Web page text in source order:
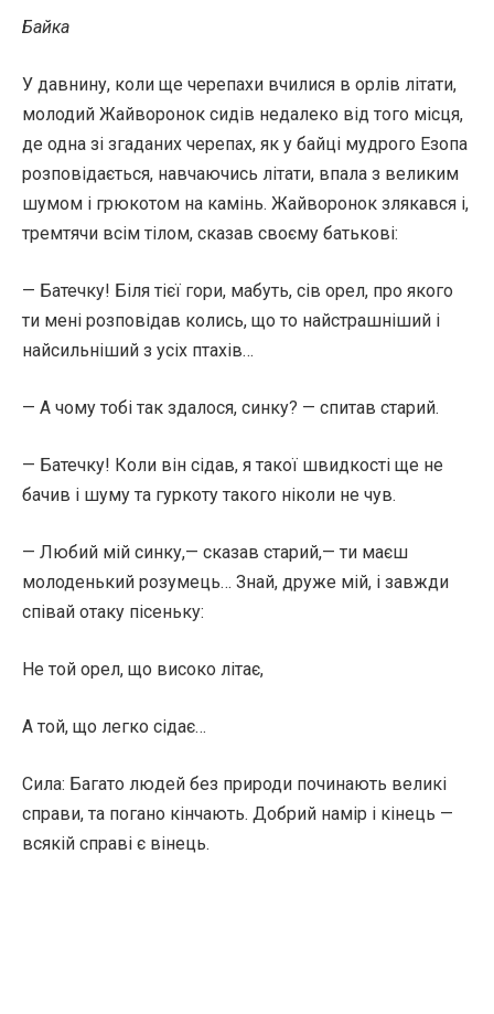
Байка
У давнину, коли ще черепахи вчилися в орлів літати,
молодий Жайворонок сидів недалеко від того місця,
де одна зі згаданих черепах, як у байці мудрого Езопа
розповідається, навчаючись літати, впала з великим
шумом і грюкотом на камінь. Жайворонок злякався і,
тремтячи всім тілом, сказав своєму батькові:
— Батечку! Біля тієї гори, мабуть, сів орел, про якого
ти мені розповідав колись, що то найстрашніший і
найсильніший з усіх птахів…
— А чому тобі так здалося, синку? — спитав старий.
— Батечку! Коли він сідав, я такої швидкості ще не
бачив і шуму та гуркоту такого ніколи не чув.
— Любий мій синку,— сказав старий,— ти маєш
молоденький розумець… Знай, друже мій, і завжди
співай отаку пісеньку:
Не той орел, що високо літає,
А той, що легко сідає…
Сила: Багато людей без природи починають великі
справи, та погано кінчають. Добрий намір і кінець —
всякій справі є вінець.